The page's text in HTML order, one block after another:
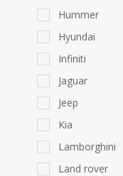
Hummer
Hyundai
Infiniti
Jaguar
Jeep
Kia
Lamborghini
Land rover